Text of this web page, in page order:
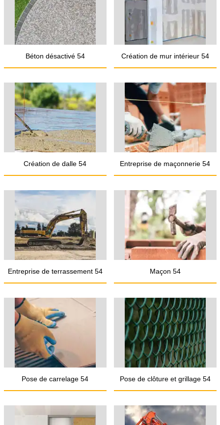
Béton désactivé 54 Création de mur intérieur 54
Création de dalle 54 Entreprise de maçonnerie 54
Entreprise de terrassement 54 Maçon 54
Pose de carrelage 54 Pose de clôture et grillage 54